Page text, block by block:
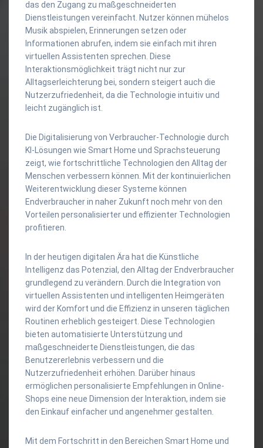
das den Zugang zu maßgeschneiderten
Dienstleistungen vereinfacht. Nutzer können mühelos
Musik abspielen, Erinnerungen setzen oder
Informationen abrufen, indem sie einfach mit ihren
virtuellen Assistenten sprechen. Diese
Interaktionsmöglichkeit trägt nicht nur zur
Alltagserleichterung bei, sondern steigert auch die
Nutzerzufriedenheit, da die Technologie intuitiv und
leicht zugänglich ist.
Die Digitalisierung von Verbraucher-Technologie durch
KI-Lösungen wie Smart Home und Sprachsteuerung
zeigt, wie fortschrittliche Technologien den Alltag der
Menschen verbessern können. Mit der kontinuierlichen
Weiterentwicklung dieser Systeme können
Endverbraucher in naher Zukunft noch mehr von den
Vorteilen personalisierter und effizienter Technologien
profitieren.
In der heutigen digitalen Ära hat die Künstliche
Intelligenz das Potenzial, den Alltag der Endverbraucher
grundlegend zu verändern. Durch die Integration von
virtuellen Assistenten und intelligenten Heimgeräten
wird der Komfort und die Effizienz in unseren täglichen
Routinen erheblich gesteigert. Diese Technologien
bieten automatisierte Unterstützung und
maßgeschneiderte Dienstleistungen, die das
Benutzererlebnis verbessern und die
Nutzerzufriedenheit erhöhen. Darüber hinaus
ermöglichen personalisierte Empfehlungen in Online-
Shops eine neue Dimension der Interaktion, indem sie
den Einkauf einfacher und angenehmer gestalten.
Mit dem Fortschritt in den Bereichen Smart Home und